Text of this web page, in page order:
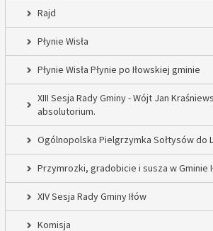
Rajd
Płynie Wisła
Płynie Wisła Płynie po Iłowskiej gminie
XIII Sesja Rady Gminy - Wójt Jan
absolutorium.
Ogólnopolska Pielgrzymka Sołtysów do
Przymrozki, gradobicie i susza w Gminie
XIV Sesja Rady Gminy Iłów
Komisja